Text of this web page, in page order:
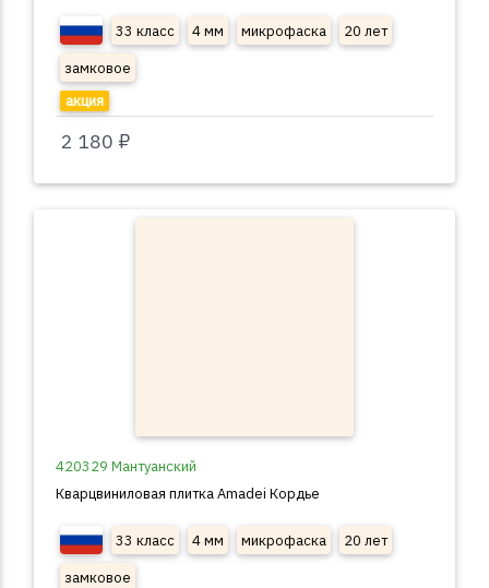
33 класс 4 мм микрофаска
20 лет
замковое
акция
2 180 ₽
420329 Мантуанский
Кварцвиниловая плитка Amadei Кордье
33 класс 4 мм микрофаска
20 лет
замковое